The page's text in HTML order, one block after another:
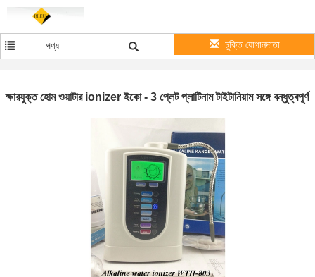
পণ্য চুক্তি যোগানদাতা
ক্ষারযুক্ত হোম ওয়াটার ionizer ইকো - 3 প্লেট প্লাটিনাম টাইটানিয়াম সঙ্গে বন্ধুত্বপূর্ণ